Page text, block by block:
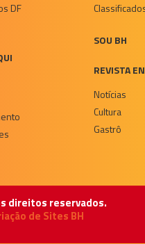
DF
SOU BH
REVISTA
Notícias
Cultura
Gastrô
direitos reservados.
de Sites BH